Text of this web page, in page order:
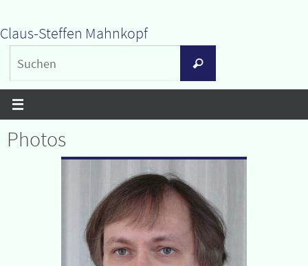
Inhalt
springen
Claus-Steffen Mahnkopf
Suchen
Photos